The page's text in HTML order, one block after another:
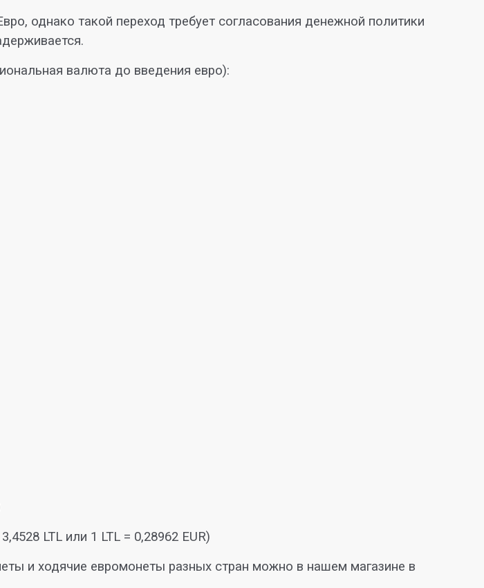
однако такой переход требует согласования денежной политики
валюта до введения евро):
LTL или 1 LTL = 0,28962 EUR)
и ходячие евромонеты разных стран можно в нашем магазине в